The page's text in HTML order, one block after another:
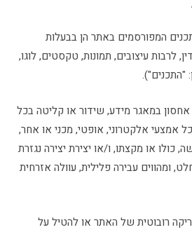
המפורסמים באתר הן בבעלות
לרבות עיצובים, תמונות, טקסטים, לוגו,
"התכנים").
במאגר מידע, שידור או קליטה בכל
אמצעי אלקטרוני, אופטי, מכני או אחר,
כולו או מקצתו, ו/או יצירת יצירה נגזרת
ומהווים עבירה פלילית, עוולה אזרחית
רובוטית של האתר או להטיל על